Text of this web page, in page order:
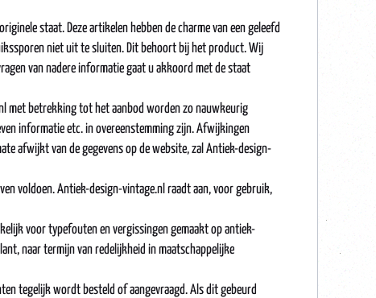
staat. Deze artikelen hebben de charme van een geleefd
niet uit te sluiten. Dit behoort bij het product. Wij
van nadere informatie gaat u akkoord met de staat
met betrekking tot het aanbod worden zo nauwkeurig
informatie etc. in overeenstemming zijn. Afwijkingen
afwijkt van de gegevens op de website, zal Antiek-design-
voldoen. Antiek-design-vintage.nl raadt aan, voor gebruik,
voor typefouten en vergissingen gemaakt op antiek-
naar termijn van redelijkheid in maatschappelijke
tegelijk wordt besteld of aangevraagd. Als dit gebeurd